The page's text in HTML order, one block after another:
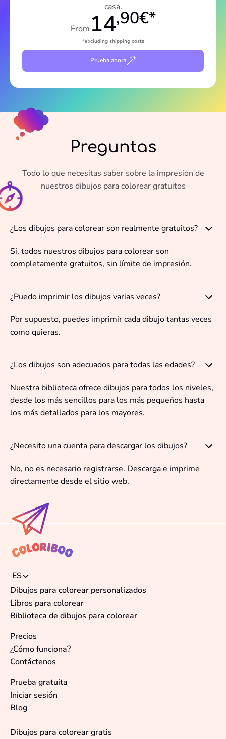
casa.
From 14,90€*
*excluding shipping costs
Prueba ahora
Preguntas
Todo lo que necesitas saber sobre la impresión de
nuestros dibujos para colorear gratuitos
¿Los dibujos para colorear son realmente gratuitos?
Sí, todos nuestros dibujos para colorear son
completamente gratuitos, sin límite de impresión.
¿Puedo imprimir los dibujos varias veces?
Por supuesto, puedes imprimir cada dibujo tantas veces
como quieras.
¿Los dibujos son adecuados para todas las edades?
Nuestra biblioteca ofrece dibujos para todos los niveles,
desde los más sencillos para los más pequeños hasta
los más detallados para los mayores.
¿Necesito una cuenta para descargar los dibujos?
No, no es necesario registrarse. Descarga e imprime
directamente desde el sitio web.
ES
Dibujos para colorear personalizados
Libros para colorear
Biblioteca de dibujos para colorear
Precios
¿Cómo funciona?
Contáctenos
Prueba gratuita
Iniciar sesión
Blog
Dibujos para colorear gratis